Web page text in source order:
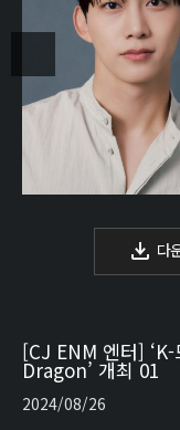
다
[CJ ENM 엔터]
Dragon’ 개최 01
2024/08/26